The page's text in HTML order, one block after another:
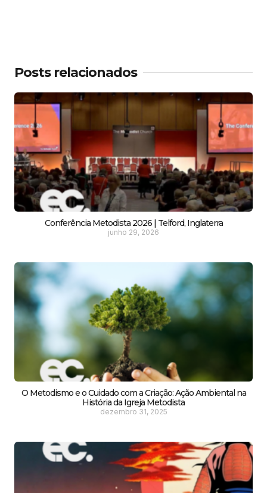
Posts relacionados
Conferência Metodista 2026 | Telford, Inglaterra
junho 29, 2026
O Metodismo e o Cuidado com a Criação: Ação Ambiental na
História da Igreja Metodista
dezembro 31, 2025